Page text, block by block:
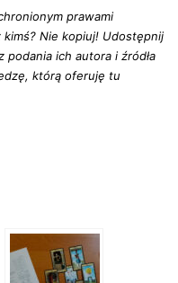
prawami
Nie kopiuj! Udostępnij
podania ich autora i źródła
którą oferuję tu